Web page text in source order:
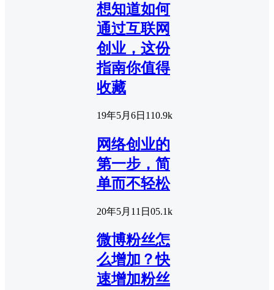
想知道如何
通过互联网
创业，这份
指南你值得
收藏
19年5月6日 1 10.9k
网络创业的
第一步，简
单而不轻松
20年5月11日 05.1k
微博粉丝怎
么增加？快
速增加粉丝